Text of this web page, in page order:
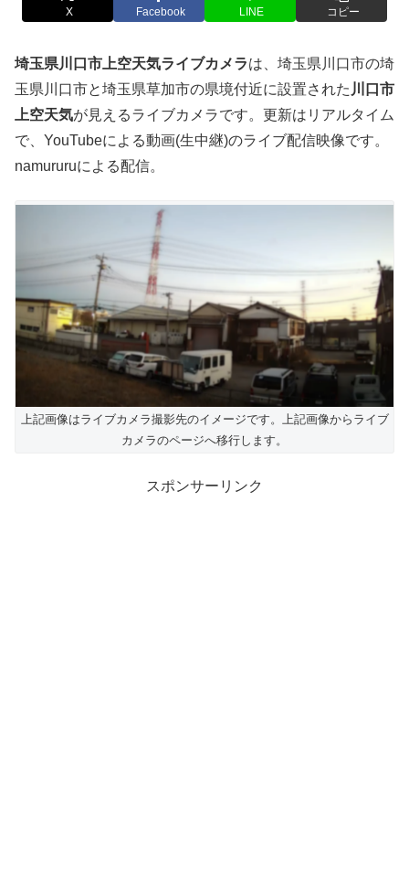
X Facebook LINE コピー
埼玉県川口市上空天気ライブカメラは、埼玉県川口市の埼
玉県川口市と埼玉県草加市の県境付近に設置された 川口市
上空天気が見えるライブカメラです。更新はリアルタイム
で、YouTubeによる動画(生中継)のライブ配信映像です。
namururuによる配信。
上記画像はライブカメラ撮影先のイメージです。上記画像からライブ
カメラのページへ移行します。
スポンサーリンク